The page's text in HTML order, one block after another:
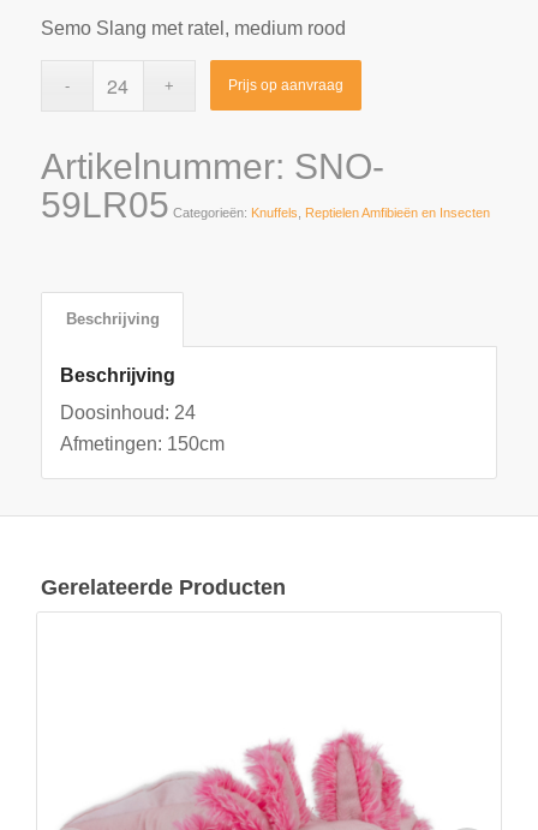
Semo Slang met ratel, medium rood
Prijs op aanvraag
Artikelnummer: SNO-
59LR05 Categorieën: Knuffels, Reptielen Amfibieën en Insecten
Beschrijving
Beschrijving
Doosinhoud: 24
Afmetingen: 150cm
Gerelateerde Producten